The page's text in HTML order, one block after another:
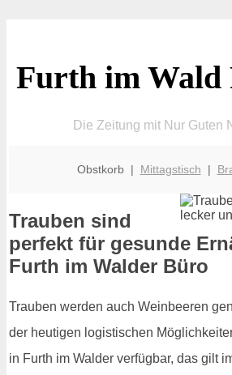
Furth im Wald
Die Zeitung mit Nur Guten
Obstkorb | Mittagstisch |
Trauben sind
perfekt für gesunde
Furth im Walder Büro
Trauben werden auch Weinbeeren
der heutigen logistischen
in Furth im Walder verfügbar, das gilt